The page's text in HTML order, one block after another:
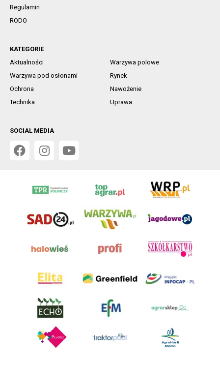
Regulamin
RODO
KATEGORIE
Aktualności
Warzywa polowe
Warzywa pod osłonami
Rynek
Ochrona
Nawożenie
Technika
Uprawa
SOCIAL MEDIA